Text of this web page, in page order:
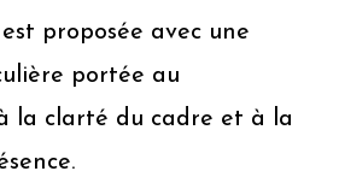
proposée avec une
portée au
la clarté du cadre et à la